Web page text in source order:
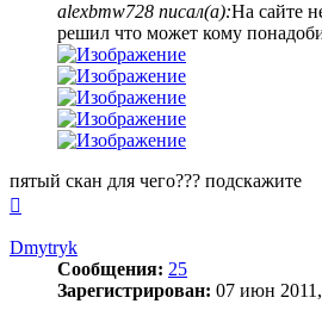
alexbmw728 писал(а):На сайте
решил что может кому
пятый скан для чего??? подскажите
началу
Dmytryk
Сообщения: 25
Зарегистрирован: 07 июн